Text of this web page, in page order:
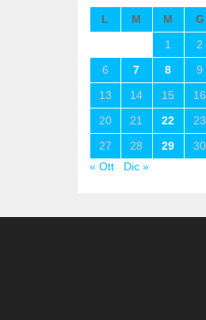
L M M G
1
2
6
7 8 9
13
14 15 16
20
21 22 23
27
28 29
30
« Ott
Dic »